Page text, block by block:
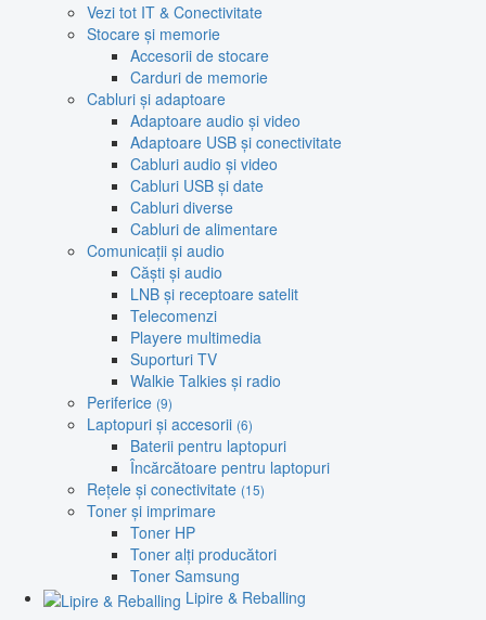
Vezi tot IT & Conectivitate
Stocare și memorie
Accesorii de stocare
Carduri de memorie
Cabluri și adaptoare
Adaptoare audio și video
Adaptoare USB și conectivitate
Cabluri audio și video
Cabluri USB și date
Cabluri diverse
Cabluri de alimentare
Comunicații și audio
Căști și audio
LNB și receptoare satelit
Telecomenzi
Playere multimedia
Suporturi TV
Walkie Talkies și radio
Periferice (9)
Laptopuri și accesorii (6)
Baterii pentru laptopuri
Încărcătoare pentru laptopuri
Rețele și conectivitate (15)
Toner și imprimare
Toner HP
Toner alți producători
Toner Samsung
Lipire & Reballing